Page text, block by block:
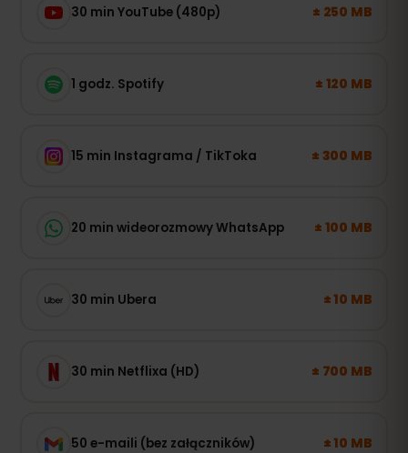
30 min YouTube (480p) ± 250 MB
1 godz. Spotify ± 120 MB
15 min Instagrama / TikToka ± 300 MB
20 min wideorozmowy WhatsApp ± 100 MB
30 min Ubera ± 10 MB
30 min Netflixa (HD) ± 700 MB
50 e-maili (bez załączników) ± 10 MB